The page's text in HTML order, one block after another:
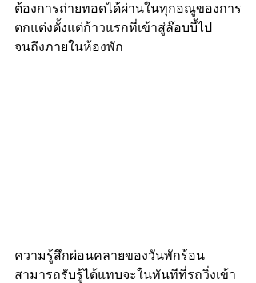
ต้องการถ่ายทอดได้ผ่านในทุกอณูของการ
ตกแต่งตั้งแต่ก้าวแรกที่เข้าสู่ล๊อบบี้ไป
จนถึงภายในห้องพัก
ความรู้สึกผ่อนคลายของวันพักร้อน
สามารถรับรู้ได้แทบจะในทันทีที่รถวิ่งเข้า